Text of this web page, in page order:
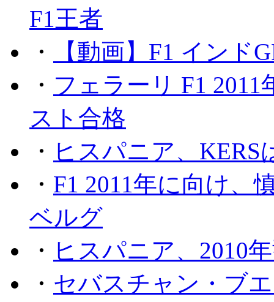
F1王者
・
【動画】F1 インド
・ フェラーリ F1
スト合格
・ ヒスパニア、KERS
・ F1 2011年に向け、
ベルグ
・ ヒスパニア、2010
・ セバスチャン・ブ